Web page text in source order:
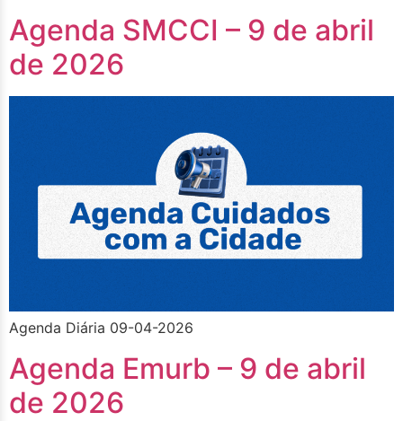
Agenda SMCCI – 9 de abril
de 2026
Agenda Diária 09-04-2026
Agenda Emurb – 9 de abril
de 2026